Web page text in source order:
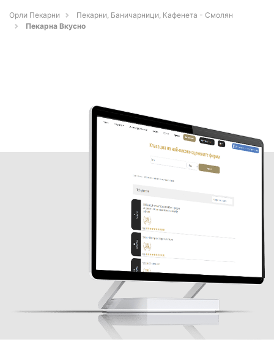
Орли Пекарни
Пекарни, Баничарници, Кафенета - Смолян
Пекарна Вкусно